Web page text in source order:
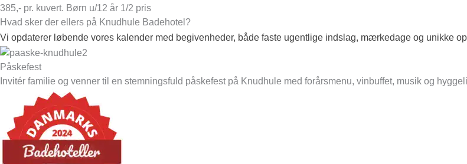
385,- pr. kuvert. Børn u/12 år 1/2 pris
Hvad sker der ellers på Knudhule Badehotel?
Vi opdaterer løbende vores kalender med begivenheder, både faste ugentlige indslag, mærkedage og unikke
Påskefest
Invitér familie og venner til en stemningsfuld påskefest på Knudhule med forårsmenu, vinbuffet, musik og